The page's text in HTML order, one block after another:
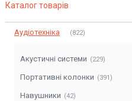
Каталог товарів
Аудіотехніка 822
Акустичні системи 229
Портативні колонки 391
Навушники 42